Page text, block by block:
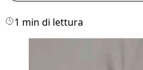
1 min di lettura